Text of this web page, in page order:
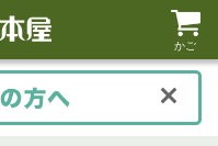
かご